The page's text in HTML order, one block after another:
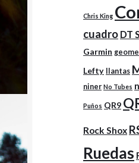
Chris King
cuadro DT
Garmin
Lefty llantas
niner No Tubes
Puños QR9
Rock Shox
Ruedas